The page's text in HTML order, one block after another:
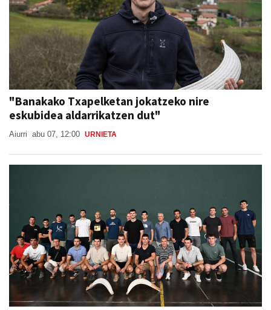
"Banakako Txapelketan jokatzeko nire
eskubidea aldarrikatzen dut"
Aiurri abu 07, 12:00 URNIETA